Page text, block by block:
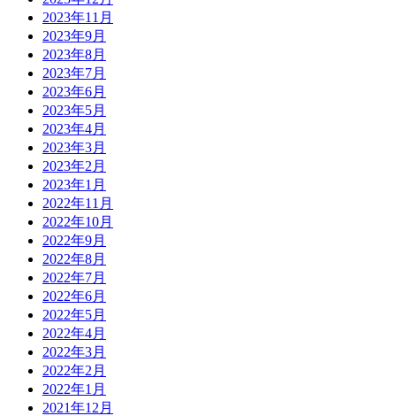
2023年11月
2023年9月
2023年8月
2023年7月
2023年6月
2023年5月
2023年4月
2023年3月
2023年2月
2023年1月
2022年11月
2022年10月
2022年9月
2022年8月
2022年7月
2022年6月
2022年5月
2022年4月
2022年3月
2022年2月
2022年1月
2021年12月